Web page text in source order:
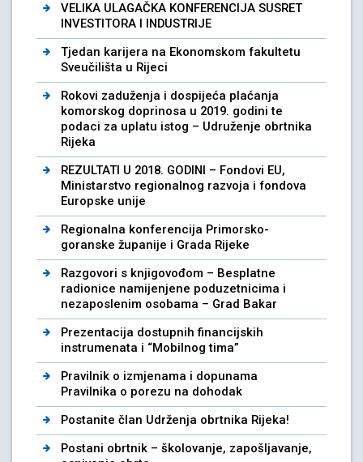
VELIKA ULAGAČKA KONFERENCIJA SUSRET
INVESTITORA I INDUSTRIJE
Tjedan karijera na Ekonomskom fakultetu
Sveučilišta u Rijeci
Rokovi zaduženja i dospijeća plaćanja
komorskog doprinosa u 2019. godini te
podaci za uplatu istog – Udruženje obrtnika
Rijeka
REZULTATI U 2018. GODINI – Fondovi EU,
Ministarstvo regionalnog razvoja i fondova
Europske unije
Regionalna konferencija Primorsko-
goranske županije i Grada Rijeke
Razgovori s knjigovođom – Besplatne
radionice namijenjene poduzetnicima i
nezaposlenim osobama – Grad Bakar
Prezentacija dostupnih financijskih
instrumenata i “Mobilnog tima”
Pravilnik o izmjenama i dopunama
Pravilnika o porezu na dohodak
Postanite član Udrženja obrtnika Rijeka!
Postani obrtnik – školovanje, zapošljavanje,